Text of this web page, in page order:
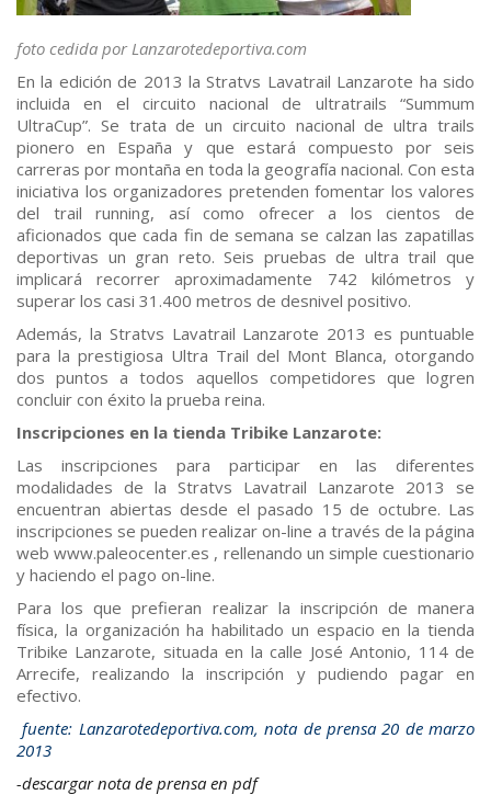
foto cedida por Lanzarotedeportiva.com
En la edición de 2013 la Stratvs Lavatrail Lanzarote ha sido
incluida en el circuito nacional de ultratrails “Summum
UltraCup”. Se trata de un circuito nacional de ultra trails
pionero en España y que estará compuesto por seis
carreras por montaña en toda la geografía nacional. Con esta
iniciativa los organizadores pretenden fomentar los valores
del trail running, así como ofrecer a los cientos de
aficionados que cada fin de semana se calzan las zapatillas
deportivas un gran reto. Seis pruebas de ultra trail que
implicará recorrer aproximadamente 742 kilómetros y
superar los casi 31.400 metros de desnivel positivo.
Además, la Stratvs Lavatrail Lanzarote 2013 es puntuable
para la prestigiosa Ultra Trail del Mont Blanca, otorgando
dos puntos a todos aquellos competidores que logren
concluir con éxito la prueba reina.
Inscripciones en la tienda Tribike Lanzarote:
Las inscripciones para participar en las diferentes
modalidades de la Stratvs Lavatrail Lanzarote 2013 se
encuentran abiertas desde el pasado 15 de octubre. Las
inscripciones se pueden realizar on-line a través de la página
web www.paleocenter.es , rellenando un simple cuestionario
y haciendo el pago on-line.
Para los que prefieran realizar la inscripción de manera
física, la organización ha habilitado un espacio en la tienda
Tribike Lanzarote, situada en la calle José Antonio, 114 de
Arrecife, realizando la inscripción y pudiendo pagar en
efectivo.
fuente: Lanzarotedeportiva.com, nota de prensa 20 de marzo
2013
-descargar nota de prensa en pdf